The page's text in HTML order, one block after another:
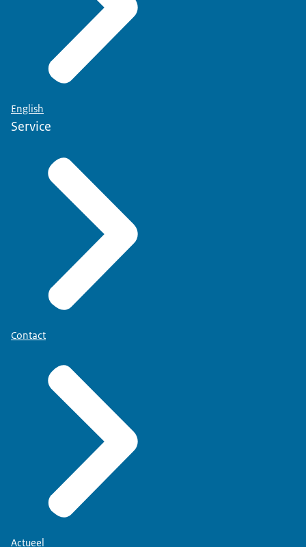
English
Service
Contact
Actueel